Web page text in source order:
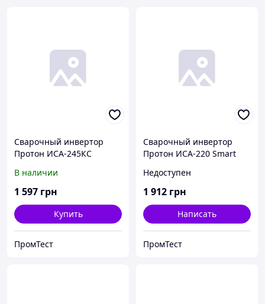
Сварочный инвертор
Протон ИСА-245КС
В наличии
1 597 грн
Купить
ПромТест
Сварочный инвертор
Протон ИСА-220 Smart
Недоступен
1 912 грн
Написать
ПромТест